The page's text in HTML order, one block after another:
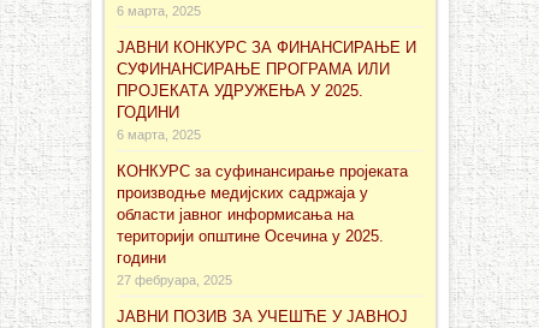
6 марта, 2025
ЈАВНИ КОНКУРС ЗА ФИНАНСИРАЊЕ И
СУФИНАНСИРАЊЕ ПРОГРАМА ИЛИ
ПРОЈЕКАТА УДРУЖЕЊА У 2025.
ГОДИНИ
6 марта, 2025
КОНКУРС за суфинансирање проjеката
производње медијских садржаја у
области јавног информисања на
територији општине Осечина у 2025.
години
27 фебруара, 2025
ЈАВНИ ПОЗИВ ЗА УЧЕШЋЕ У ЈАВНОЈ